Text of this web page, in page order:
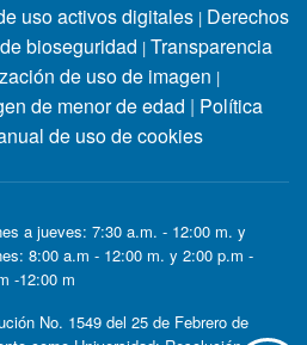
uso activos digitales | Derechos
bioseguridad | Transparencia
de uso de imagen |
de menor de edad | Política
de uso de cookies
a jueves: 7:30 a.m. - 12:00 m. y
8:00 a.m - 12:00 m. y 2:00 p.m -
-12:00 m
No. 1549 del 25 de Febrero de